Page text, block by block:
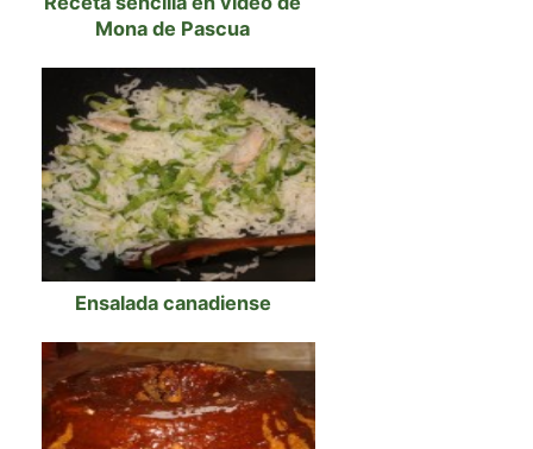
Mona de Pascua
Ensalada canadiense